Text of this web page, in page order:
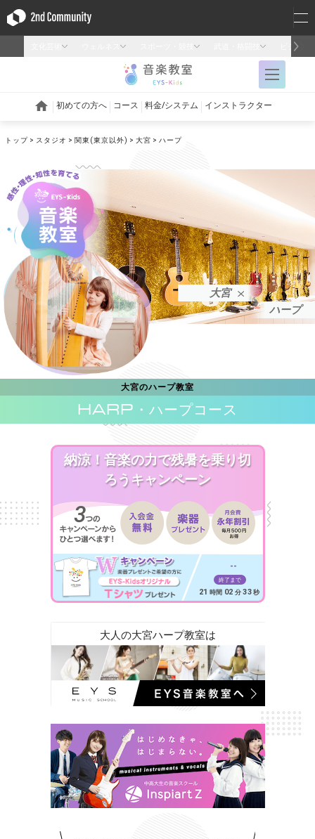
トップ スタジオ 関東(東京以外) 大宮 ハープ
大宮
ハープ
大宮のハープ教室
HARP ・ハープコース
納涼！音楽の力で残暑を乗り切
ろうキャンペーン
--
終了まで
21 時間 02 分 31 秒
大人の大宮ハープ教室は